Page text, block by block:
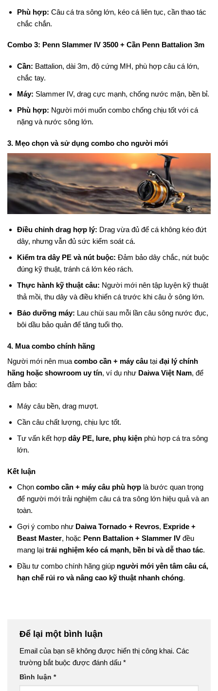
Phù hợp: Câu cá tra sông lớn, kéo cá liên tục, cần thao tác
chắc chắn.
Combo 3: Penn Slammer IV 3500 + Cần Penn Battalion 3m
Cần: Battalion, dài 3m, độ cứng MH, phù hợp câu cá lớn,
chắc tay.
Máy: Slammer IV, drag cực mạnh, chống nước mặn, bền bỉ.
Phù hợp: Người mới muốn combo chống chịu tốt với cá
nặng và nước sông lớn.
3. Mẹo chọn và sử dụng combo cho người mới
Điều chỉnh drag hợp lý: Drag vừa đủ để cá không kéo đứt
dây, nhưng vẫn đủ sức kiểm soát cá.
Kiểm tra dây PE và nút buộc: Đảm bảo dây chắc, nút buộc
đúng kỹ thuật, tránh cá lớn kéo rách.
Thực hành kỹ thuật câu: Người mới nên tập luyện kỹ thuật
thả mồi, thu dây và điều khiển cá trước khi câu ở sông lớn.
Bảo dưỡng máy: Lau chùi sau mỗi lần câu sông nước đục,
bôi dầu bảo quản để tăng tuổi thọ.
4. Mua combo chính hãng
Người mới nên muacombo cần + máy câu tại đại lý chính
hãng hoặc showroom uy tín, ví dụ như Daiwa Việt Nam, để
đảm bảo:
Máy câu bền, drag mượt.
Cần câu chất lượng, chịu lực tốt.
Tư vấn kết hợp dây PE, lure, phụ kiệnphù hợp cá tra sông
lớn.
Kết luận
Chọn combo cần + máy câu phù hợplà bước quan trọng
để người mới trải nghiệm câu cá tra sông lớn hiệu quả và an
toàn.
Gợi ý combo như Daiwa Tornado + Revros, Expride +
Beast Master, hoặc Penn Battalion + Slammer IVđều
mang lại trải nghiệm kéo cá mạnh, bền bỉ và dễ thao tác.
Đầu tư combo chính hãng giúp người mới yên tâm câu cá,
hạn chế rủi ro và nâng cao kỹ thuật nhanh chóng.
Để lại một bình luận
Email của bạn sẽ không được hiển thị công khai. Các
trường bắt buộc được đánh dấu *
Bình luận *